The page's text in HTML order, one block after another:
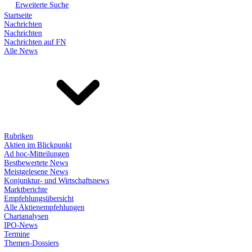
Erweiterte Suche
Startseite
Nachrichten
Nachrichten
Nachrichten auf FN
Alle News
Rubriken
Aktien im Blickpunkt
Ad hoc-Mitteilungen
Bestbewertete News
Meistgelesene News
Konjunktur- und Wirtschaftsnews
Marktberichte
Empfehlungsübersicht
Alle Aktienempfehlungen
Chartanalysen
IPO-News
Termine
Themen-Dossiers